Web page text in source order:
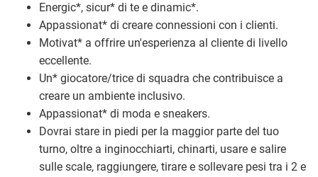
Energic*, sicur* di te e dinamic*.
Appassionat* di creare connessioni con i clienti.
Motivat* a offrire un'esperienza al cliente di livello
eccellente.
Un* giocatore/trice di squadra che contribuisce a
creare un ambiente inclusivo.
Appassionat* di moda e sneakers.
Dovrai stare in piedi per la maggior parte del tuo
turno, oltre a inginocchiarti, chinarti, usare e salire
sulle scale, raggiungere, tirare e sollevare pesi tra i 2 e